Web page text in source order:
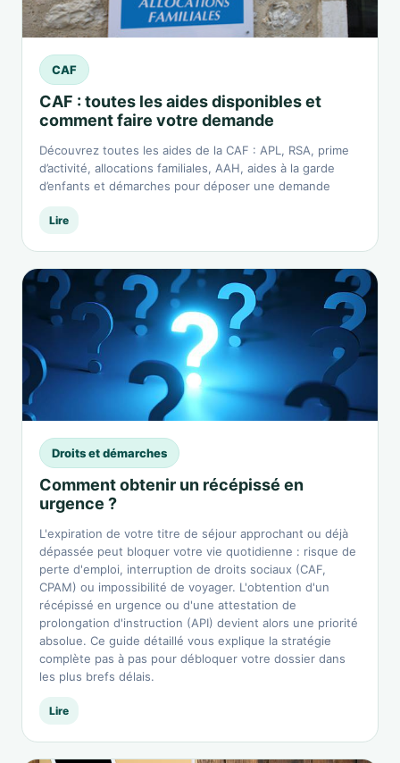
CAF
CAF : toutes les aides disponibles et
comment faire votre demande
Découvrez toutes les aides de la CAF : APL, RSA, prime
d’activité, allocations familiales, AAH, aides à la garde
d’enfants et démarches pour déposer une demande
Lire
Droits et démarches
Comment obtenir un récépissé en
urgence ?
L'expiration de votre titre de séjour approchant ou déjà
dépassée peut bloquer votre vie quotidienne : risque de
perte d'emploi, interruption de droits sociaux (CAF,
CPAM) ou impossibilité de voyager. L'obtention d'un
récépissé en urgence ou d'une attestation de
prolongation d'instruction (API) devient alors une priorité
absolue. Ce guide détaillé vous explique la stratégie
complète pas à pas pour débloquer votre dossier dans
les plus brefs délais.
Lire